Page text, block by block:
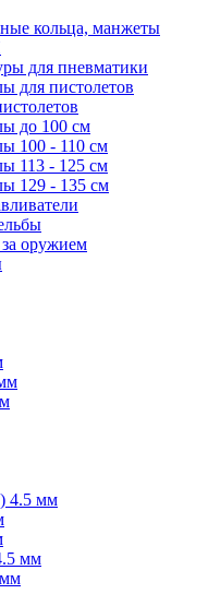
кольца, манжеты
для пневматики
для пистолетов
до 100 см
100 - 110 см
113 - 125 см
129 - 135 см
оружием
4.5 мм
мм